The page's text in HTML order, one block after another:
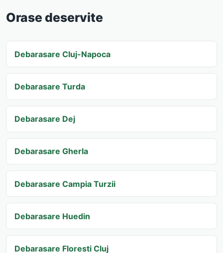
Orase deservite
Debarasare Cluj-Napoca
Debarasare Turda
Debarasare Dej
Debarasare Gherla
Debarasare Campia Turzii
Debarasare Huedin
Debarasare Floresti Cluj